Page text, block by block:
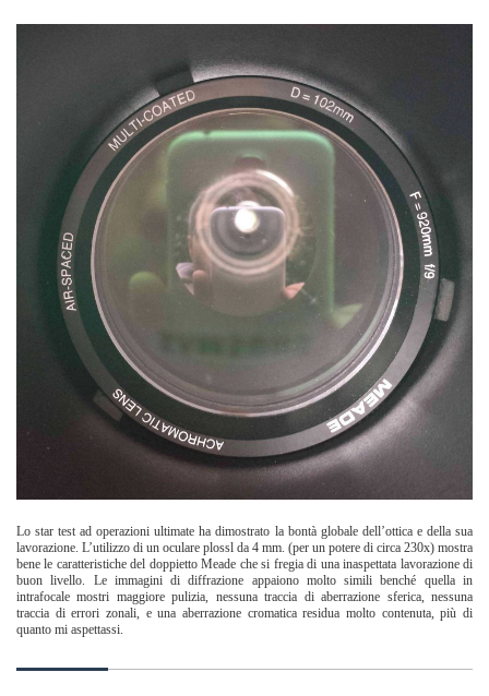
Lo star test ad operazioni ultimate ha dimostrato la bontà globale dell’ottica e della sua
lavorazione. L’utilizzo di un oculare plossl da 4 mm. (per un potere di circa 230x) mostra
bene le caratteristiche del doppietto Meade che si fregia di una inaspettata lavorazione di
buon livello. Le immagini di diffrazione appaiono molto simili benché quella in
intrafocale mostri maggiore pulizia, nessuna traccia di aberrazione sferica, nessuna
traccia di errori zonali, e una aberrazione cromatica residua molto contenuta, più di
quanto mi aspettassi.